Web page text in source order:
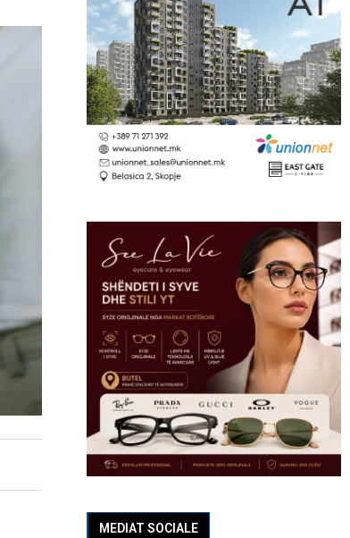
MEDIAT SOCIALE